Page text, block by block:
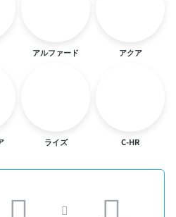
アルファード アクア
ライズ C-HR